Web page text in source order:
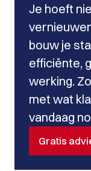
Je hoeft
bouw je
efficiënte,
werking.
met wat
vandaag
Gratis